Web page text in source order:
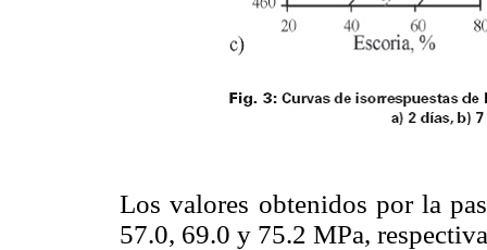
Los valores obtenidos por la
57.0, 69.0 y 75.2 MPa,